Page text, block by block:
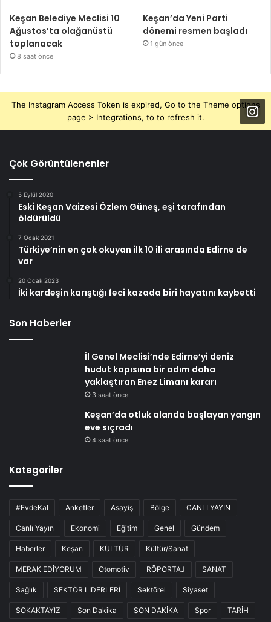
Keşan Belediye Meclisi 10
Ağustos’ta olağanüstü
toplanacak
8 saat önce
Keşan’da Yeni Parti
dönemi resmen başladı
1 gün önce
The Instagram Access Token is expired, Go to the Theme options
page > Integrations, to to refresh it.
Çok Görüntülenenler
5 Eylül 2020
Eski Keşan Vaizesi Özlem Güneş, eşi tarafından
öldürüldü
7 Ocak 2021
Türkiye’nin en çok okuyan ilk 10 ili arasında Edirne de
var
20 Ocak 2023
İki kardeşin karıştığı feci kazada biri hayatını kaybetti
Son Haberler
İl Genel Meclisi’nde Edirne’yi deniz
hudut kapısına bir adım daha
yaklaştıran Enez Limanı kararı
3 saat önce
Keşan’da otluk alanda başlayan yangın
eve sıçradı
4 saat önce
Kategoriler
#EvdeKal Anketler Asayiş Bölge CANLI YAYIN
Canlı Yayın Ekonomi Eğitim Genel Gündem
Haberler Keşan KÜLTÜR Kültür/Sanat
MERAK EDİYORUM Otomotiv RÖPORTAJ SANAT
Sağlık SEKTÖR LİDERLERİ Sektörel Siyaset
SOKAKTAYIZ Son Dakika SON DAKİKA Spor TARİH